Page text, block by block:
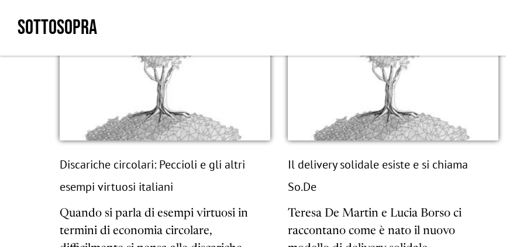
SOTTOSOPRA
Discariche circolari: Peccioli e gli altri
esempi virtuosi italiani
Quando si parla di esempi virtuosi in
termini di economia circolare,
Il delivery solidale esiste e si chiama
So.De
Teresa De Martin e Lucia Borso ci
raccontano come è nato il nuovo